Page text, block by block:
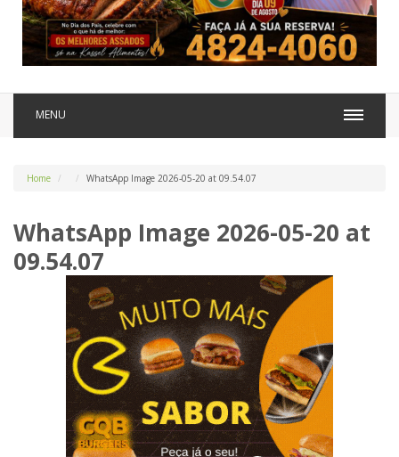
MENU
Home WhatsApp Image 2026-05-20 at 09.54.07
WhatsApp Image 2026-05-20 at
09.54.07